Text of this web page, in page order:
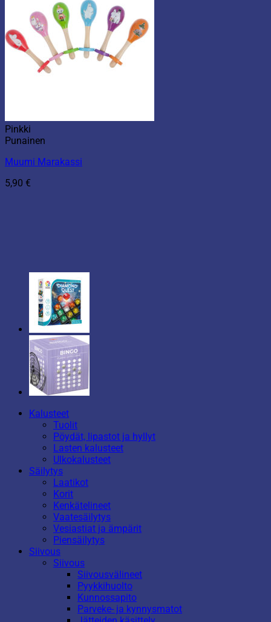
Pinkki
Punainen
Muumi Marakassi
5,90 €
Kalusteet
Tuolit
Pöydät, lipastot ja hyllyt
Lasten kalusteet
Ulkokalusteet
Säilytys
Laatikot
Korit
Kenkätelineet
Vaatesäilytys
Vesiastiat ja ämpärit
Piensäilytys
Siivous
Siivous
Siivousvälineet
Pyykkihuolto
Kunnossapito
Parveke- ja kynnysmatot